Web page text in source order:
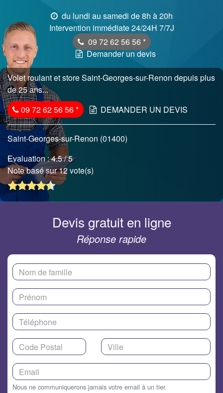
du lundi au samedi de 8h à 20h
Intervention immédiate 24/24H 7/7J
09 72 62 56 56 *
Demander un devis
Volet roulant et store Saint-Georges-sur-Renon depuis plus
de 25 ans...
09 72 62 56 56* DEMANDER UN DEVIS
Saint-Georges-sur-Renon (01400)
Evaluation :4.5/ 5
Note basé sur 12 vote(s)
Devis gratuit en ligne
Réponse rapide
Nous ne communiquerons jamais votre email à un tier.